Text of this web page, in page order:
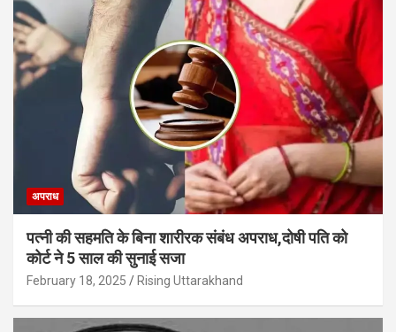
अपराध
पत्नी की सहमति के बिना शारीरक संबंध अपराध,दोषी पति को
कोर्ट ने 5 साल की सुनाई सजा
February 18, 2025 Rising Uttarakhand